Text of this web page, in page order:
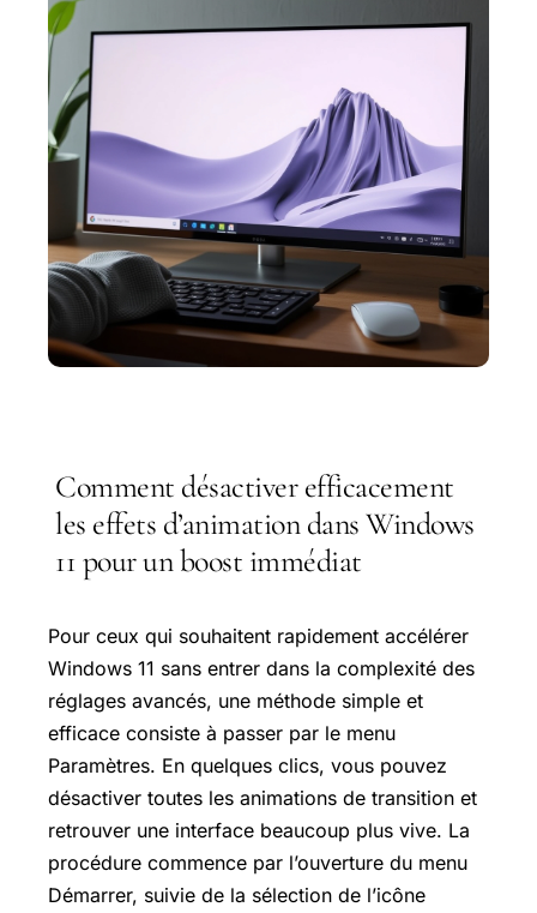
Comment désactiver efficacement
les effets d’animation dans Windows
11 pour un boost immédiat
Pour ceux qui souhaitent rapidement accélérer
Windows 11 sans entrer dans la complexité des
réglages avancés, une méthode simple et
efficace consiste à passer par le menu
Paramètres. En quelques clics, vous pouvez
désactiver toutes les animations de transition et
retrouver une interface beaucoup plus vive. La
procédure commence par l’ouverture du menu
Démarrer, suivie de la sélection de l’icône